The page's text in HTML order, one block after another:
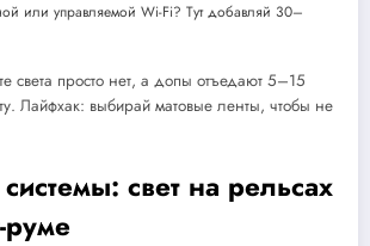
или управляемой Wi-Fi? Тут добавляй 30–
света просто нет, а допы отъедают 5–15
Лайфхак: выбирай матовые ленты, чтобы не
свет на рельсах